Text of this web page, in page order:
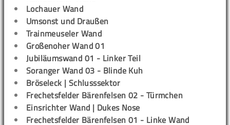
Lochauer Wand
Umsonst und Draußen
Trainmeuseler Wand
Großenoher Wand 01
Jubiläumswand 01 - Linker Teil
Soranger Wand 03 - Blinde Kuh
Bröseleck | Schlusssektor
Frechetsfelder Bärenfelsen 02 - Türmchen
Einsrichter Wand | Dukes Nose
Frechetsfelder Bärenfelsen 01 - Linke Wand